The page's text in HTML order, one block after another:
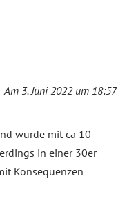
Am 3. Juni 2022 um 18:57
wurde mit ca 10
in einer 30er
Konsequenzen